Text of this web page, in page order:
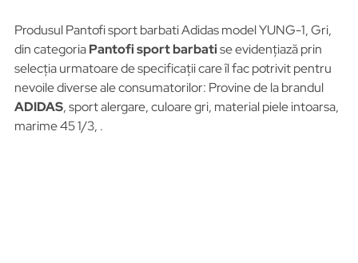
Produsul Pantofi sport barbati Adidas model YUNG-1, Gri,
din categoriaPantofi sport barbatise evidențiază prin
selecția urmatoare de specificații care îl fac potrivit pentru
nevoile diverse ale consumatorilor: Provine de la brandul
ADIDAS, sport alergare, culoare gri, material piele intoarsa,
marime 45 1/3, .